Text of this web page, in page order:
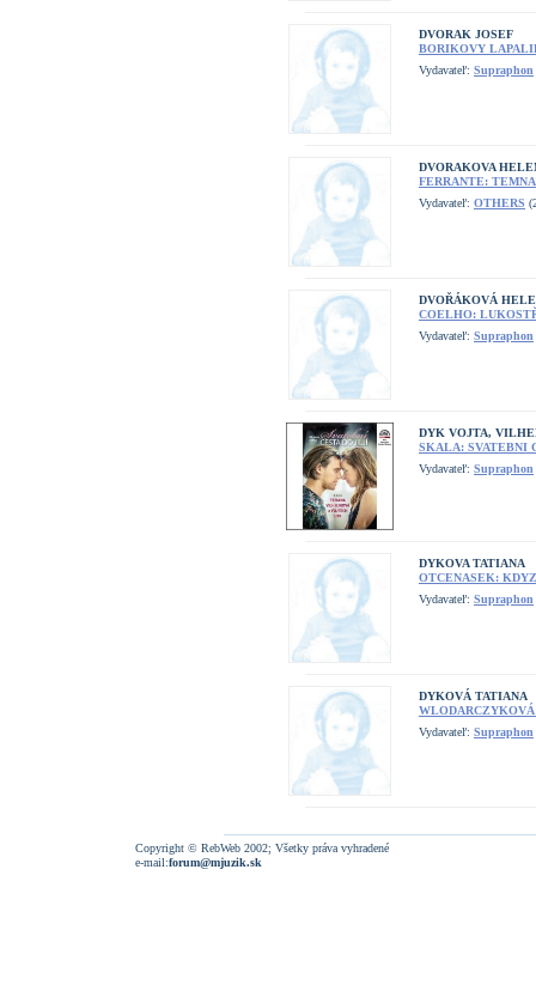
DVORAK JOSEF
BORIKOVY
Vydavateľ: Supraphon
DVORAKOVA
FERRANTE: TEMNA
Vydavateľ: OTHERS
DVOŘÁKOVÁ
COELHO:
Vydavateľ: Supraphon
DYK VOJTA,
SKALA: SVATEBNI
Vydavateľ: Supraphon
DYKOVA TATIANA
OTCENASEK:
Vydavateľ: Supraphon
DYKOVÁ TATIANA
Vydavateľ: Supraphon
Copyright © RebWeb 2002; Všetky práva vyhradené
e-mail:forum@mjuzik.sk